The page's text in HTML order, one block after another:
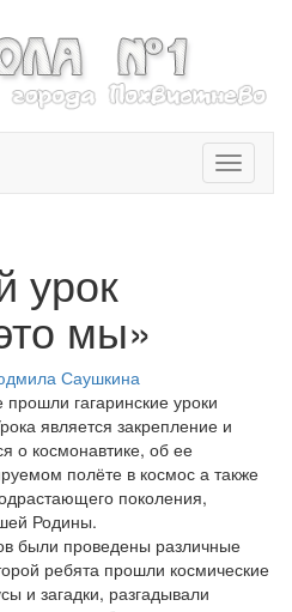
T
o
a
i
урок
мы»
Саушкина
гагаринские уроки
является закрепление и
о космонавтике, об ее
полёте в космос а также
поколения,
Родины.
были проведены различные
ребята прошли космические
и загадки, разгадывали